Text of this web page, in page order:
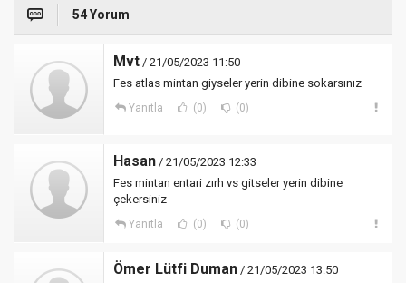
54 Yorum
Mvt / 21/05/2023 11:50
Fes atlas mintan giyseler yerin dibine sokarsınız
Yanıtla (0) (0)
Hasan / 21/05/2023 12:33
Fes mintan entari zırh vs gitseler yerin dibine
çekersiniz
Yanıtla (0) (0)
Ömer Lütfi Duman / 21/05/2023 13:50